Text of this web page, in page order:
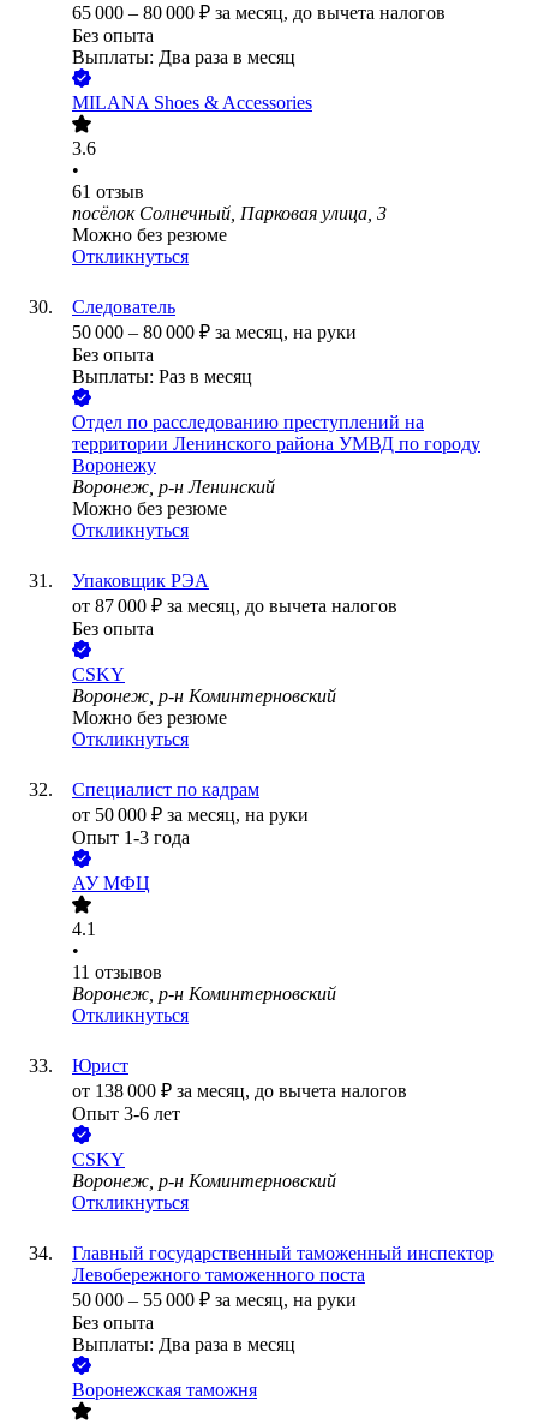
65 000 – 80 000 ₽ за месяц, до вычета налогов
Без опыта
Выплаты: Два раза в месяц
MILANA Shoes & Accessories
3.6
•
61 отзыв
посёлок Солнечный, Парковая улица, 3
Можно без резюме
Откликнуться
Следователь
50 000 – 80 000 ₽ за месяц, на руки
Без опыта
Выплаты: Раз в месяц
Отдел по расследованию преступлений на
территории Ленинского района УМВД по городу
Воронежу
Воронеж, р-н Ленинский
Можно без резюме
Откликнуться
Упаковщик РЭА
от 87 000 ₽ за месяц, до вычета налогов
Без опыта
CSKY
Воронеж, р-н Коминтерновский
Можно без резюме
Откликнуться
Специалист по кадрам
от 50 000 ₽ за месяц, на руки
Опыт 1-3 года
АУ МФЦ
4.1
•
11 отзывов
Воронеж, р-н Коминтерновский
Откликнуться
Юрист
от 138 000 ₽ за месяц, до вычета налогов
Опыт 3-6 лет
CSKY
Воронеж, р-н Коминтерновский
Откликнуться
Главный государственный таможенный инспектор
Левобережного таможенного поста
50 000 – 55 000 ₽ за месяц, на руки
Без опыта
Выплаты: Два раза в месяц
Воронежская таможня